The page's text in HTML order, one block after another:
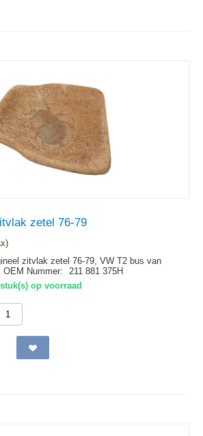
zetel 76-79
zitvlak zetel 76-79, VW T2 bus van
OEM Nummer:
211 881 375H
op voorraad